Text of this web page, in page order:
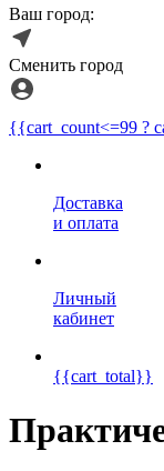
Ваш город:
Сменить город
{{cart_count<=99 ?
Доставка
и оплата
Личный
кабинет
{{cart_total}}